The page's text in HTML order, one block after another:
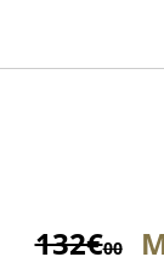
132€00